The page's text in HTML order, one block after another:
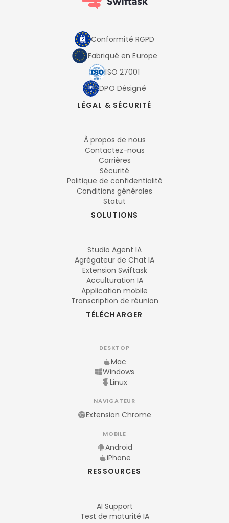
Conformité RGPD
Fabriqué en Europe
ISO 27001
DPO Désigné
LÉGAL & SÉCURITÉ
À propos de nous
Contactez-nous
Carrières
Sécurité
Politique de confidentialité
Conditions générales
Statut
SOLUTIONS
Studio Agent IA
Agrégateur de Chat IA
Extension Swiftask
Acculturation IA
Application mobile
Transcription de réunion
TÉLÉCHARGER
DESKTOP
Mac
Windows
Linux
NAVIGATEUR
Extension Chrome
MOBILE
Android
iPhone
RESSOURCES
AI Support
Test de maturité IA